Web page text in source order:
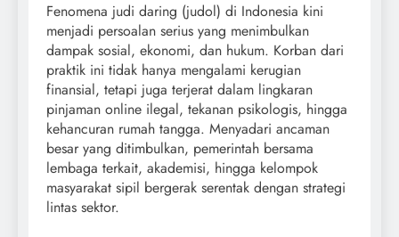
Fenomena judi daring (judol) di Indonesia kini
menjadi persoalan serius yang menimbulkan
dampak sosial, ekonomi, dan hukum. Korban dari
praktik ini tidak hanya mengalami kerugian
finansial, tetapi juga terjerat dalam lingkaran
pinjaman online ilegal, tekanan psikologis, hingga
kehancuran rumah tangga. Menyadari ancaman
besar yang ditimbulkan, pemerintah bersama
lembaga terkait, akademisi, hingga kelompok
masyarakat sipil bergerak serentak dengan strategi
lintas sektor.